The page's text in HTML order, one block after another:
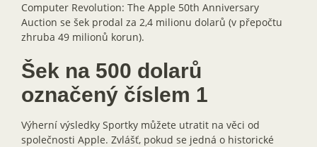
Computer Revolution: The Apple 50th Anniversary
Auction se šek prodal za 2,4 milionu dolarů (v přepočtu
zhruba 49 milionů korun).
Šek na 500 dolarů
označený číslem 1
Výherní výsledky Sportky můžete utratit na věci od
společnosti Apple. Zvlášť, pokud se jedná o historické